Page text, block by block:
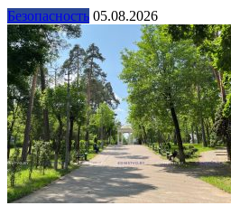
Безопасность 05.08.2026